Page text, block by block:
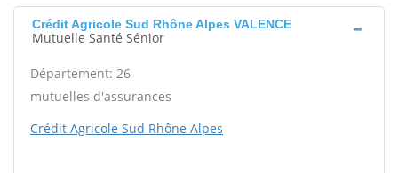
Crédit Agricole Sud Rhône Alpes VALENCE
Mutuelle Santé Sénior
Département: 26
mutuelles d'assurances
Crédit Agricole Sud Rhône Alpes